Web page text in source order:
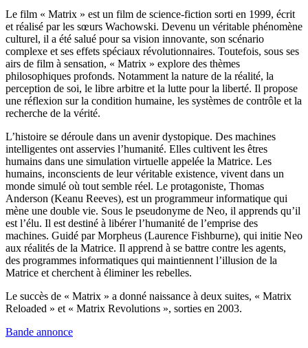
Le film « Matrix » est un film de science-fiction sorti en 1999, écrit
et réalisé par les sœurs Wachowski. Devenu un véritable phénomène
culturel, il a été salué pour sa vision innovante, son scénario
complexe et ses effets spéciaux révolutionnaires. Toutefois, sous ses
airs de film à sensation, « Matrix » explore des thèmes
philosophiques profonds. Notamment la nature de la réalité, la
perception de soi, le libre arbitre et la lutte pour la liberté. Il propose
une réflexion sur la condition humaine, les systèmes de contrôle et la
recherche de la vérité.
L’histoire se déroule dans un avenir dystopique. Des machines
intelligentes ont asservies l’humanité. Elles cultivent les êtres
humains dans une simulation virtuelle appelée la Matrice. Les
humains, inconscients de leur véritable existence, vivent dans un
monde simulé où tout semble réel. Le protagoniste, Thomas
Anderson (Keanu Reeves), est un programmeur informatique qui
mène une double vie. Sous le pseudonyme de Neo, il apprends qu’il
est l’élu. Il est destiné à libérer l’humanité de l’emprise des
machines. Guidé par Morpheus (Laurence Fishburne), qui initie Neo
aux réalités de la Matrice. Il apprend à se battre contre les agents,
des programmes informatiques qui maintiennent l’illusion de la
Matrice et cherchent à éliminer les rebelles.
Le succès de « Matrix » a donné naissance à deux suites, « Matrix
Reloaded » et « Matrix Revolutions », sorties en 2003.
Bande annonce